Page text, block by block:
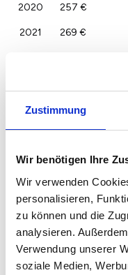
Zustimmung
Wir benötigen Ihre
Wir verwenden
personalisieren,
zu können und die
analysieren.
Verwendung unserer
soziale Medien,
2020 257 €
2021 269 €